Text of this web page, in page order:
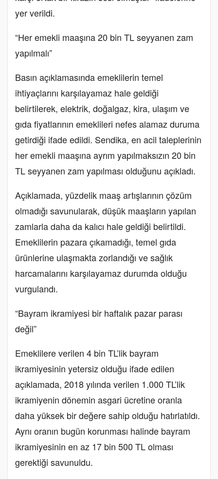
yer verildi.
“Her emekli maaşına 20 bin TL seyyanen zam
yapılmalı”
Basın açıklamasında emeklilerin temel
ihtiyaçlarını karşılayamaz hale geldiği
belirtilerek, elektrik, doğalgaz, kira, ulaşım ve
gıda fiyatlarının emeklileri nefes alamaz duruma
getirdiği ifade edildi. Sendika, en acil taleplerinin
her emekli maaşına ayrım yapılmaksızın 20 bin
TL seyyanen zam yapılması olduğunu açıkladı.
Açıklamada, yüzdelik maaş artışlarının çözüm
olmadığı savunularak, düşük maaşların yapılan
zamlarla daha da kalıcı hale geldiği belirtildi.
Emeklilerin pazara çıkamadığı, temel gıda
ürünlerine ulaşmakta zorlandığı ve sağlık
harcamalarını karşılayamaz durumda olduğu
vurgulandı.
“Bayram ikramiyesi bir haftalık pazar parası
değil”
Emeklilere verilen 4 bin TL’lik bayram
ikramiyesinin yetersiz olduğu ifade edilen
açıklamada, 2018 yılında verilen 1.000 TL’lik
ikramiyenin dönemin asgari ücretine oranla
daha yüksek bir değere sahip olduğu hatırlatıldı.
Aynı oranın bugün korunması halinde bayram
ikramiyesinin en az 17 bin 500 TL olması
gerektiği savunuldu.